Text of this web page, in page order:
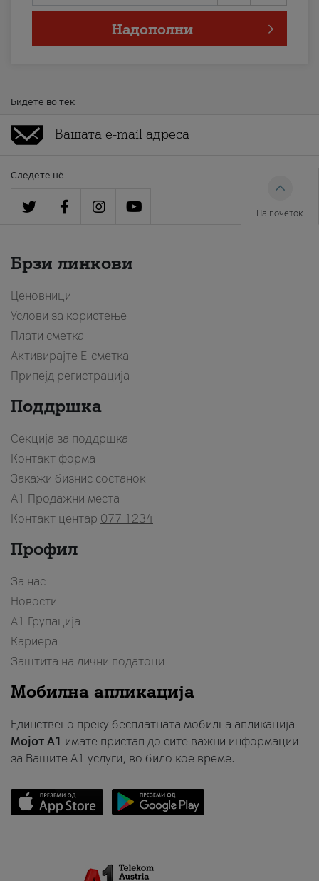
Надополни
Бидете во тек
Следете нè
На почеток
Брзи линкови
Ценовници
Услови за користење
Плати сметка
Активирајте Е-сметка
Припејд регистрација
Поддршка
Секција за поддршка
Контакт форма
Закажи бизнис состанок
A1 Продажни места
Контакт центар 077 1234
Профил
За нас
Новости
А1 Групација
Кариера
Заштита на лични податоци
Мобилна апликација
Единствено преку бесплатната мобилна апликација
Мојот A1 имате пристап до сите важни информации
за Вашите A1 услуги, во било кое време.